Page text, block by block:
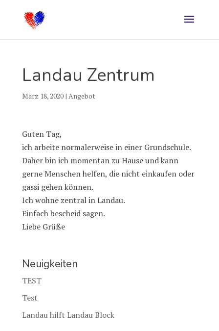
Landau Zentrum
März 18, 2020| Angebot
Guten Tag,
ich arbeite normalerweise in einer Grundschule.
Daher bin ich momentan zu Hause und kann
gerne Menschen helfen, die nicht einkaufen oder
gassi gehen können.
Ich wohne zentral in Landau.
Einfach bescheid sagen.
Liebe Grüße
Neuigkeiten
TEST
Test
Landau hilft Landau Block